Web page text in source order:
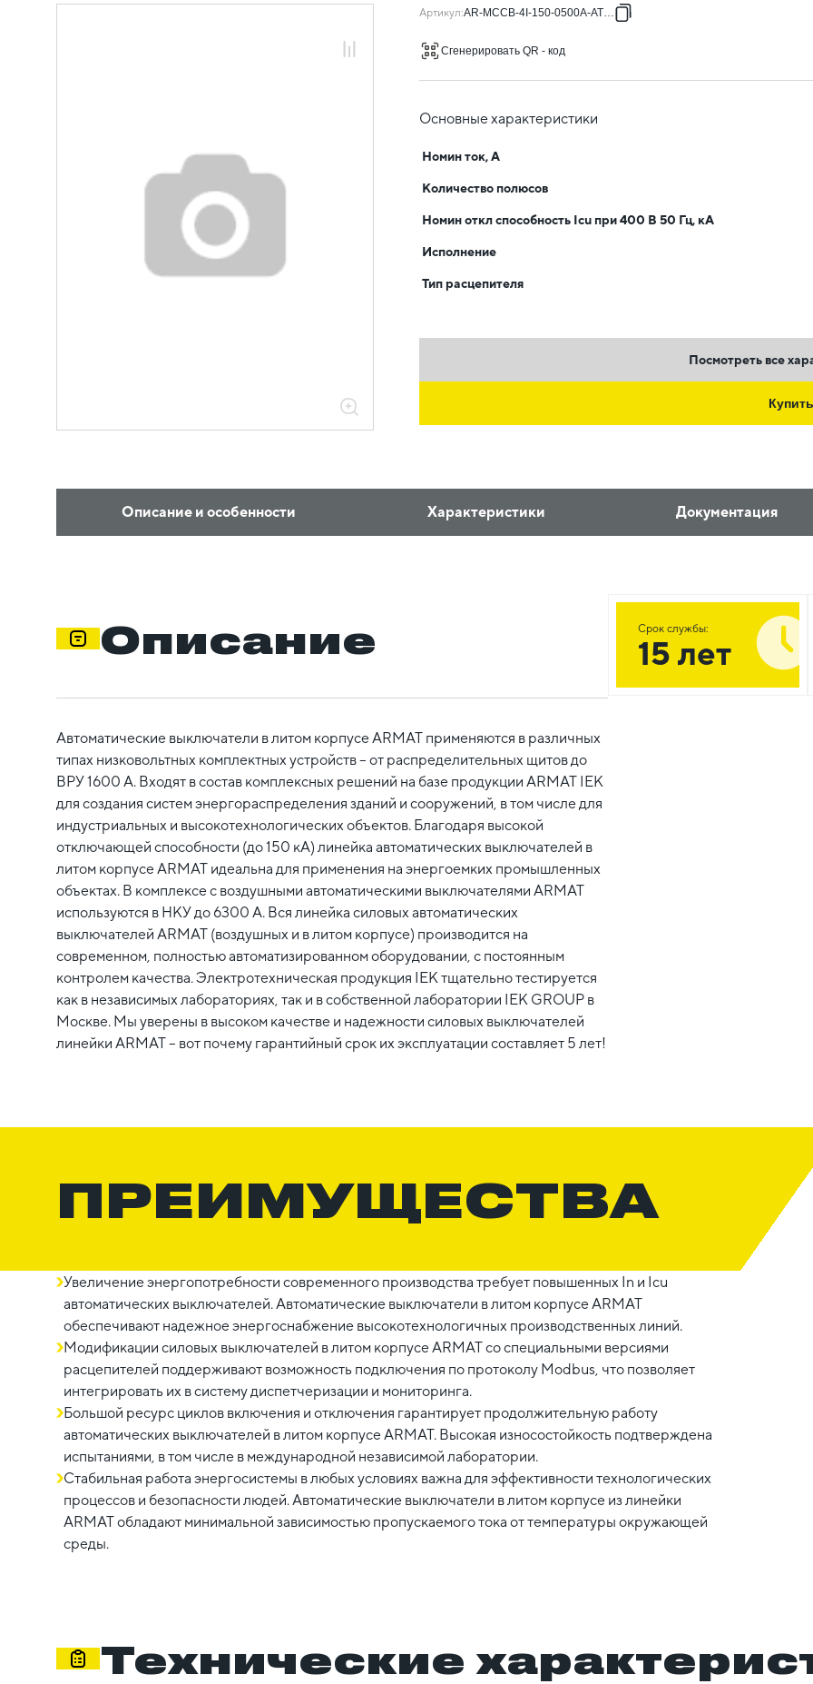
Артикул:AR-MCCB-4I-150-0500A-ATUC
Сгенерировать QR - код
Основные характеристики
Номин ток, А
Количество полюсов
Номин откл способность Icu при 400 В 50 Гц, кА
Исполнение
Тип расцепителя
Посмотреть все
Купить
Описание и особенности Характеристики Документация
Описание
Автоматические выключатели в литом корпусе ARMAT применяются в различных
типах низковольтных комплектных устройств – от распределительных щитов до
ВРУ 1600 А. Входят в состав комплексных решений на базе продукции ARMAT IEK
для создания систем энергораспределения зданий и сооружений, в том числе для
индустриальных и высокотехнологических объектов. Благодаря высокой
отключающей способности (до 150 кА) линейка автоматических выключателей в
литом корпусе ARMAT идеальна для применения на энергоемких промышленных
объектах. В комплексе с воздушными автоматическими выключателями ARMAT
используются в НКУ до 6300 А. Вся линейка силовых автоматических
выключателей ARMAT (воздушных и в литом корпусе) производится на
современном, полностью автоматизированном оборудовании, с постоянным
контролем качества. Электротехническая продукция IEK тщательно тестируется
как в независимых лабораториях, так и в собственной лаборатории IEK GROUP в
Москве. Мы уверены в высоком качестве и надежности силовых выключателей
линейки ARMAT – вот почему гарантийный срок их эксплуатации составляет 5 лет!
Срок службы:
15 лет
ПРЕИМУЩЕСТВА
Увеличение энергопотребности современного производства требует повышенных In и Icu
автоматических выключателей. Автоматические выключатели в литом корпусе ARMAT
обеспечивают надежное энергоснабжение высокотехнологичных производственных линий.
Модификации силовых выключателей в литом корпусе ARMAT со специальными версиями
расцепителей поддерживают возможность подключения по протоколу Modbus, что позволяет
интегрировать их в систему диспетчеризации и мониторинга.
Большой ресурс циклов включения и отключения гарантирует продолжительную работу
автоматических выключателей в литом корпусе ARMAT. Высокая износостойкость подтверждена
испытаниями, в том числе в международной независимой лаборатории.
Стабильная работа энергосистемы в любых условиях важна для эффективности технологических
процессов и безопасности людей. Автоматические выключатели в литом корпусе из линейки
ARMAT обладают минимальной зависимостью пропускаемого тока от температуры окружающей
среды.
Технические